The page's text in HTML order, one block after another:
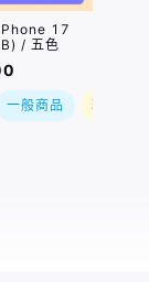
17
/ 五色
一般商品 現折